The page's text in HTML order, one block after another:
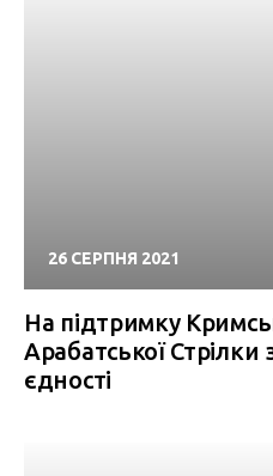
26 СЕРПНЯ 2021
На підтримку
Арабатської Стрілки
єдності